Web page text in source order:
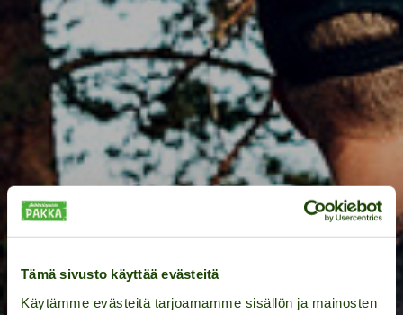
Tämä sivusto käyttää evästeitä
Käytämme evästeitä tarjoamamme sisällön ja mainosten